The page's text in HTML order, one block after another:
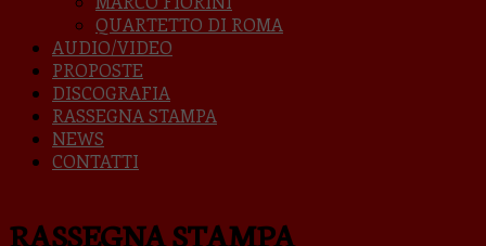
QUARTETTO DI ROMA
AUDIO/VIDEO
PROPOSTE
DISCOGRAFIA
RASSEGNA STAMPA
NEWS
CONTATTI
RASSEGNA STAMPA